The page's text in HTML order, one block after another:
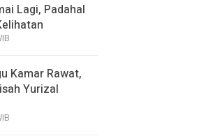
Lagi, Padahal
Kamar Rawat,
Yurizal